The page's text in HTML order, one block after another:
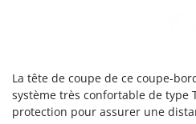
P
Peignes vibreurs et
Pelles rétros pour tracteur
Fontana Forni
Forest Master
La tête de coupe de ce coupe-
système très confortable de type
protection pour assurer une